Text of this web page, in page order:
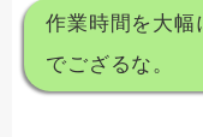
作業時間を大幅
でござるな。